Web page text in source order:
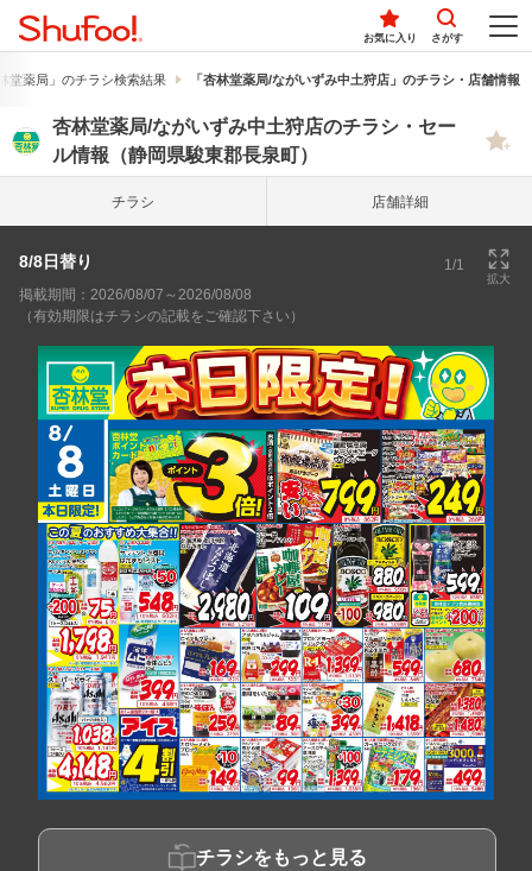
お気に入り さがす
堂薬局」のチラシ検索結果 「杏林堂薬局/ながいずみ中土狩店」のチラシ・店舗情報
杏林堂薬局/ながいずみ中土狩店のチラシ・セー
ル情報（静岡県駿東郡長泉町）
チラシ 店舗詳細
8/8日替り 1/1
拡大
掲載期間：2026/08/07～2026/08/08
（有効期限はチラシの記載をご確認下さい）
チラシをもっと見る